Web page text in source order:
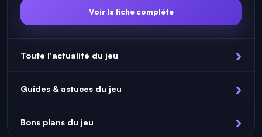
Voir la fiche complète
Toute l'actualité du jeu
Guides & astuces du jeu
Bons plans du jeu